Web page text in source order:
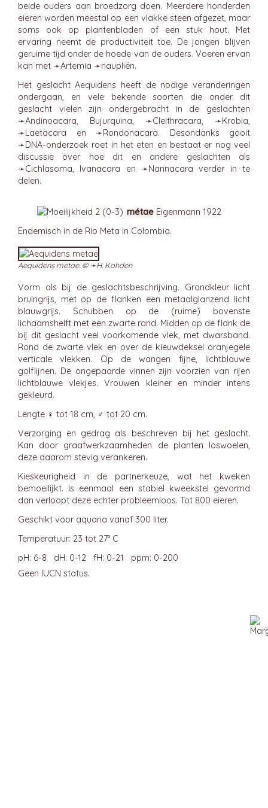
beide ouders aan broedzorg doen. Meerdere honderden
eieren worden meestal op een vlakke steen afgezet, maar
soms ook op plantenbladen of een stuk hout. Met
ervaring neemt de productiviteit toe. De jongen blijven
geruime tijd onder de hoede van de ouders. Voeren ervan
kan met ➛Artemia ➛naupliën.
Het geslacht Aequidens heeft de nodige veranderingen
ondergaan, en vele bekende soorten die onder dit
geslacht vielen zijn ondergebracht in de geslachten
➛Andinoacara, Bujurquina, ➛Cleithracara, ➛Krobia,
➛Laetacara en ➛Rondonacara. Desondanks gooit
➛DNA-onderzoek roet in het eten en bestaat er nog veel
discussie over hoe dit en andere geslachten als
➛Cichlasoma, Ivanacara en ➛Nannacara verder in te
delen.
métae Eigenmann 1922
Endemisch in de Rio Meta in Colombia.
Aequidens metae. © ➛H. Kahden
Vorm als bij de geslachtsbeschrijving. Grondkleur licht
bruingrijs, met op de flanken een metaalglanzend licht
blauwgrijs. Schubben op de (ruime) bovenste
lichaamshelft met een zwarte rand. Midden op de flank de
bij dit geslacht veel voorkomende vlek, met dwarsband.
Rond de zwarte vlek en over de kieuwdeksel oranjegele
verticale vlekken. Op de wangen fijne, lichtblauwe
golflijnen. De ongepaarde vinnen zijn voorzien van rijen
lichtblauwe vlekjes. Vrouwen kleiner en minder intens
gekleurd.
Lengte ♀ tot 18 cm, ♂ tot 20 cm.
Verzorging en gedrag als beschreven bij het geslacht.
Kan door graafwerkzaamheden de planten loswoelen,
deze daarom stevig verankeren.
Kieskeurigheid in de partnerkeuze, wat het kweken
bemoeilijkt. Is eenmaal een stabiel kweekstel gevormd
dan verloopt deze echter probleemloos. Tot 800 eieren.
Geschikt voor aquaria vanaf 300 liter.
Temperatuur: 23 tot 27° C
pH: 6-8 dH: 0-12 fH: 0-21 ppm: 0-200
Geen IUCN status.